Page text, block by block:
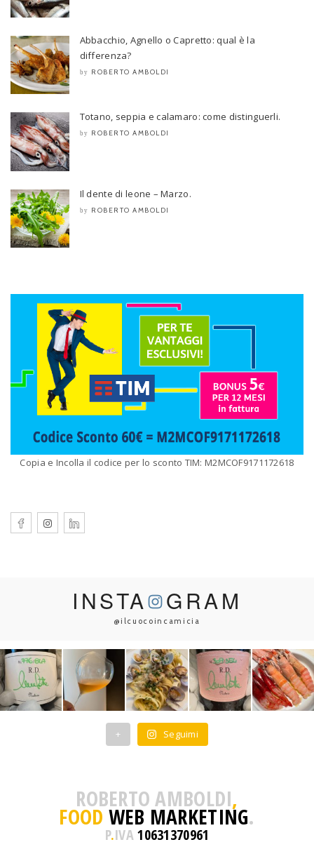
Abbacchio, Agnello o Capretto: qual è la
differenza?
by ROBERTO AMBOLDI
Totano, seppia e calamaro: come distinguerli.
by ROBERTO AMBOLDI
Il dente di leone – Marzo.
by ROBERTO AMBOLDI
Copia e Incolla il codice per lo sconto TIM: M2MCOF9171172618
INSTA GRAM
@ilcuocoincamicia
+ Seguimi
ROBERTO AMBOLDI,
FOOD WEB MARKETING.
P.IVA10631370961